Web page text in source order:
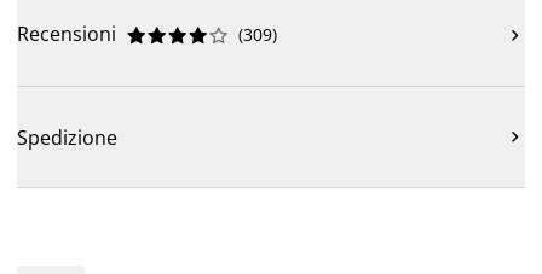
Recensioni 




 (309) 
Spedizione 